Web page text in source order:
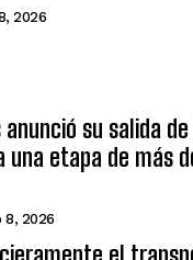
2026
anunció su salida
una etapa de más
8, 2026